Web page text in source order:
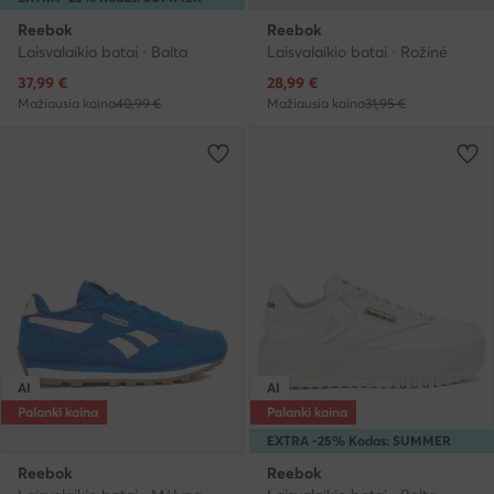
Reebok
Laisvalaikio batai · Balta
Dabartinė kaina
37,99 €
Mažiausia kaina40,99 €
Reebok
Laisvalaikio batai · Rožinė
Dabartinė kaina
28,99 €
Mažiausia kaina31,95 €
AI
Palanki kaina
Reebok
EXTRA -25% Kodas: SUMMER
AI
Palanki kaina
Reebok